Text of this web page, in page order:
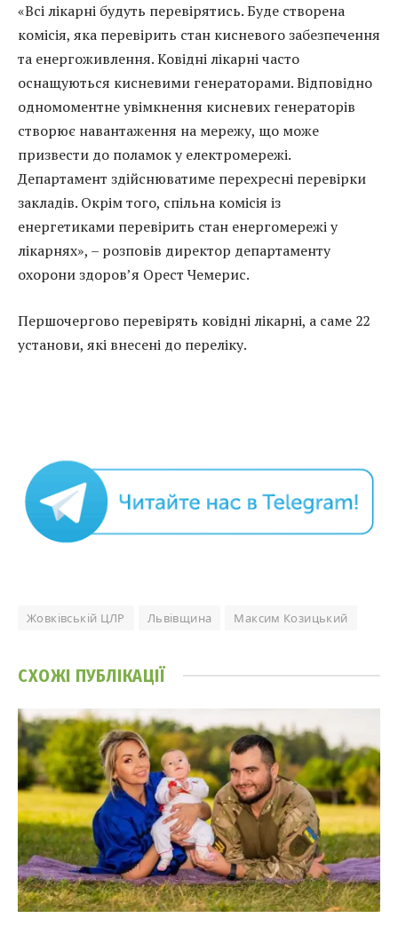
«Всі лікарні будуть перевірятись. Буде створена
комісія, яка перевірить стан кисневого забезпечення
та енергоживлення. Ковідні лікарні часто
оснащуються кисневими генераторами. Відповідно
одномоментне увімкнення кисневих генераторів
створює навантаження на мережу, що може
призвести до поламок у електромережі.
Департамент здійснюватиме перехресні перевірки
закладів. Окрім того, спільна комісія із
енергетиками перевірить стан енергомережі у
лікарнях», – розповів директор департаменту
охорони здоров’я Орест Чемерис.
Першочергово перевірять ковідні лікарні, а саме 22
установи, які внесені до переліку.
Жовківській ЦЛР Львівщина Максим Козицький
СХОЖІ ПУБЛІКАЦІЇ